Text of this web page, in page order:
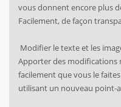
vous donnent encore plus
Facilement, de façon
Modifier le texte et les
Apporter des modifications
facilement que vous le
utilisant un nouveau point-